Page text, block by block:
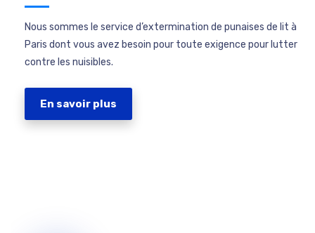
Nous sommes le service d’extermination de punaises de lit à
Paris dont vous avez besoin pour toute exigence pour lutter
contre les nuisibles.
En savoir plus